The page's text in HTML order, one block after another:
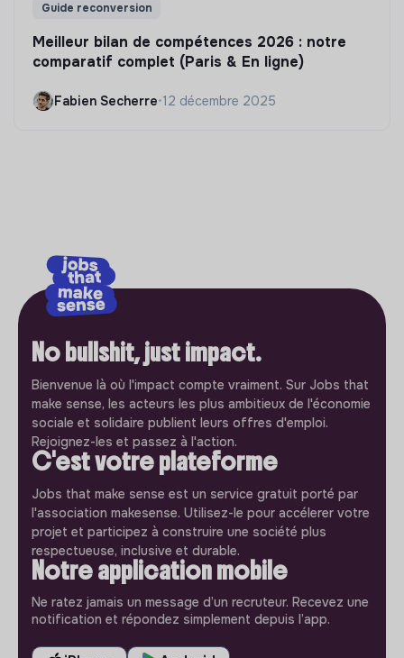
Guide reconversion
Meilleur bilan de compétences 2026 : notre
comparatif complet (Paris & En ligne)
Fabien Secherre•12 décembre 2025
No bullshit, just impact.
Bienvenue là où l'impact compte vraiment. Sur Jobs that
make sense, les acteurs les plus ambitieux de l'économie
sociale et solidaire publient leurs offres d'emploi.
Rejoignez-les et passez à l'action.
C'est votre plateforme
Jobs that make sense est un service gratuit porté par
l'association makesense. Utilisez-le pour accélerer votre
projet et participez à construire une société plus
respectueuse, inclusive et durable.
Notre application mobile
Ne ratez jamais un message d’un recruteur. Recevez une
notification et répondez simplement depuis l’app.